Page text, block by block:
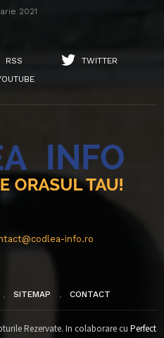
2021
RSS
TWITTER
info.ro
SITEMAP CONTACT
Rezervate. In colaborare cu Perfect